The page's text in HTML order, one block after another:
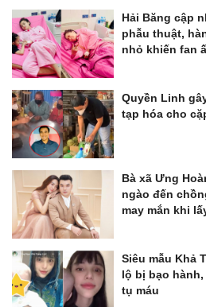
Hải Băng cập
phẫu thuật,
nhỏ khiến fan
Quyền Linh
tạp hóa cho
Bà xã Ưng
ngào đến
may mắn khi
Siêu mẫu Khả
lộ bị bạo
tụ máu